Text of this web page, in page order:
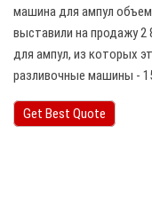
машина для ампул
выставили на продажу
для ампул, из которых
разливочные машины -
Get Best Quote